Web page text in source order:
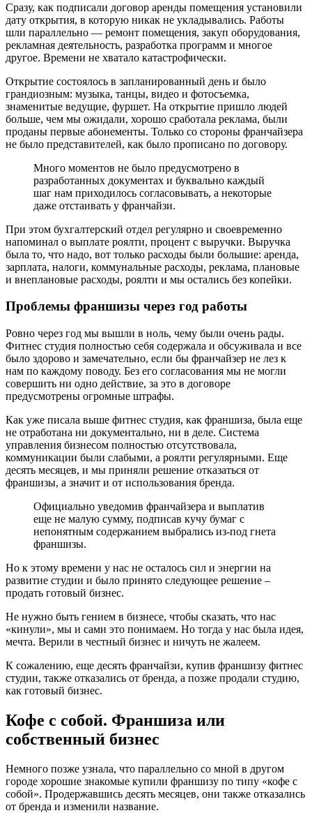
Сразу, как подписали договор аренды помещения установили
дату открытия, в которую никак не укладывались. Работы
шли параллельно — ремонт помещения, закуп оборудования,
рекламная деятельность, разработка программ и многое
другое. Времени не хватало катастрофически.
Открытие состоялось в запланированный день и было
грандиозным: музыка, танцы, видео и фотосъемка,
знаменитые ведущие, фуршет. На открытие пришло людей
больше, чем мы ожидали, хорошо сработала реклама, были
проданы первые абонементы. Только со стороны франчайзера
не было представителей, как было прописано по договору.
Много моментов не было предусмотрено в
разработанных документах и буквально каждый
шаг нам приходилось согласовывать, а некоторые
даже отстаивать у франчайзи.
При этом бухгалтерский отдел регулярно и своевременно
напоминал о выплате роялти, процент с выручки. Выручка
была то, что надо, вот только расходы были большие: аренда,
зарплата, налоги, коммунальные расходы, реклама, плановые
и внеплановые расходы, роялти и мы остались без копейки.
Проблемы франшизы через год работы
Ровно через год мы вышли в ноль, чему были очень рады.
Фитнес студия полностью себя содержала и обсуживала и все
было здорово и замечательно, если бы франчайзер не лез к
нам по каждому поводу. Без его согласования мы не могли
совершить ни одно действие, за это в договоре
предусмотрены огромные штрафы.
Как уже писала выше фитнес студия, как франшиза, была еще
не отработана ни документально, ни в деле. Система
управления бизнесом полностью отсутствовала,
коммуникации были слабыми, а роялти регулярными. Еще
десять месяцев, и мы приняли решение отказаться от
франшизы, а значит и от использования бренда.
Официально уведомив франчайзера и выплатив
еще не малую сумму, подписав кучу бумаг с
непонятным содержанием выбрались из-под гнета
франшизы.
Но к этому времени у нас не осталось сил и энергии на
развитие студии и было принято следующее решение –
продать готовый бизнес.
Не нужно быть гением в бизнесе, чтобы сказать, что нас
«кинули», мы и сами это понимаем. Но тогда у нас была идея,
мечта. Верили в честный бизнес и ничуть не жалеем.
К сожалению, еще десять франчайзи, купив франшизу фитнес
студии, также отказались от бренда, а позже продали студию,
как готовый бизнес.
Кофе с собой. Франшиза или
собственный бизнес
Немного позже узнала, что параллельно со мной в другом
городе хорошие знакомые купили франшизу по типу «кофе с
собой». Продержавшись десять месяцев, они также отказались
от бренда и изменили название.